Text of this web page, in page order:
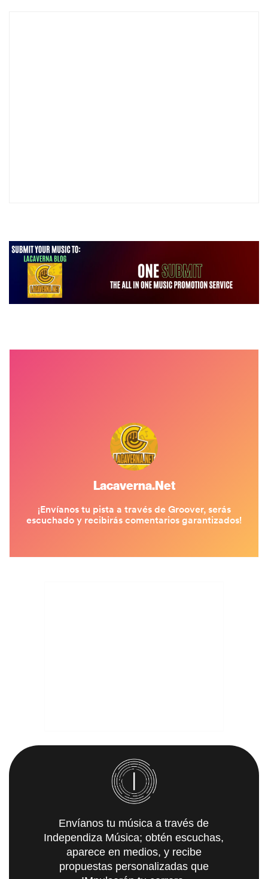
Envíanos tu música a través de
Independiza Música; obtén escuchas,
aparece en medios, y recibe
propuestas personalizadas que